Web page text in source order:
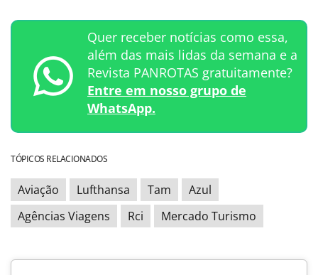
Quer receber notícias como essa,
além das mais lidas da semana e a
Revista PANROTAS gratuitamente?
Entre em nosso grupo de
WhatsApp.
TÓPICOS RELACIONADOS
Aviação Lufthansa Tam
Azul
Agências Viagens
Rci Mercado Turismo